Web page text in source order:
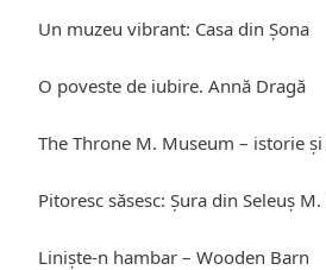
Un muzeu vibrant: Casa din Șona
O poveste de iubire. Annă Dragă
The Throne M. Museum – istorie
Pitoresc săsesc: Șura din Seleuș
Liniște-n hambar – Wooden Barn